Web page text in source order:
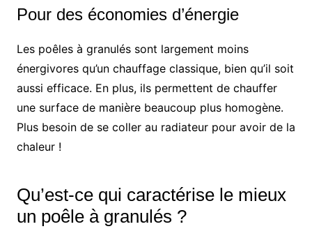
Pour des économies d’énergie
Les poêles à granulés sont largement moins
énergivores qu’un chauffage classique, bien qu’il soit
aussi efficace. En plus, ils permettent de chauffer
une surface de manière beaucoup plus homogène.
Plus besoin de se coller au radiateur pour avoir de la
chaleur !
Qu’est-ce qui caractérise le mieux
un poêle à granulés ?